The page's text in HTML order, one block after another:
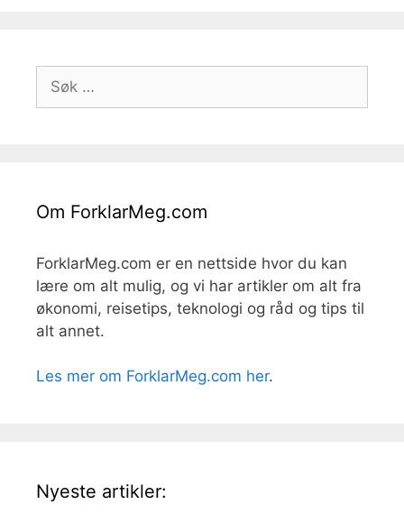
etter:
Om ForklarMeg.com
ForklarMeg.com er en nettside hvor du kan
lære om alt mulig, og vi har artikler om alt fra
økonomi, reisetips, teknologi og råd og tips til
alt annet.
Les mer om ForklarMeg.com her.
Nyeste artikler: